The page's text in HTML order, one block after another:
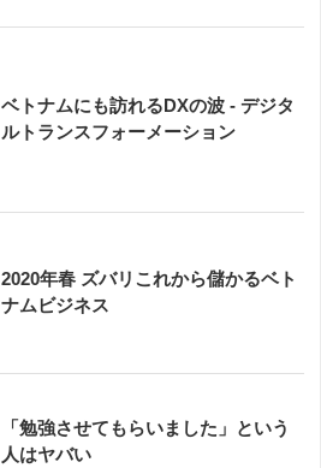
ベトナムにも訪れるDXの波 - デジタ
ルトランスフォーメーション
2020年春 ズバリこれから儲かるベト
ナムビジネス
「勉強させてもらいました」という
人はヤバい